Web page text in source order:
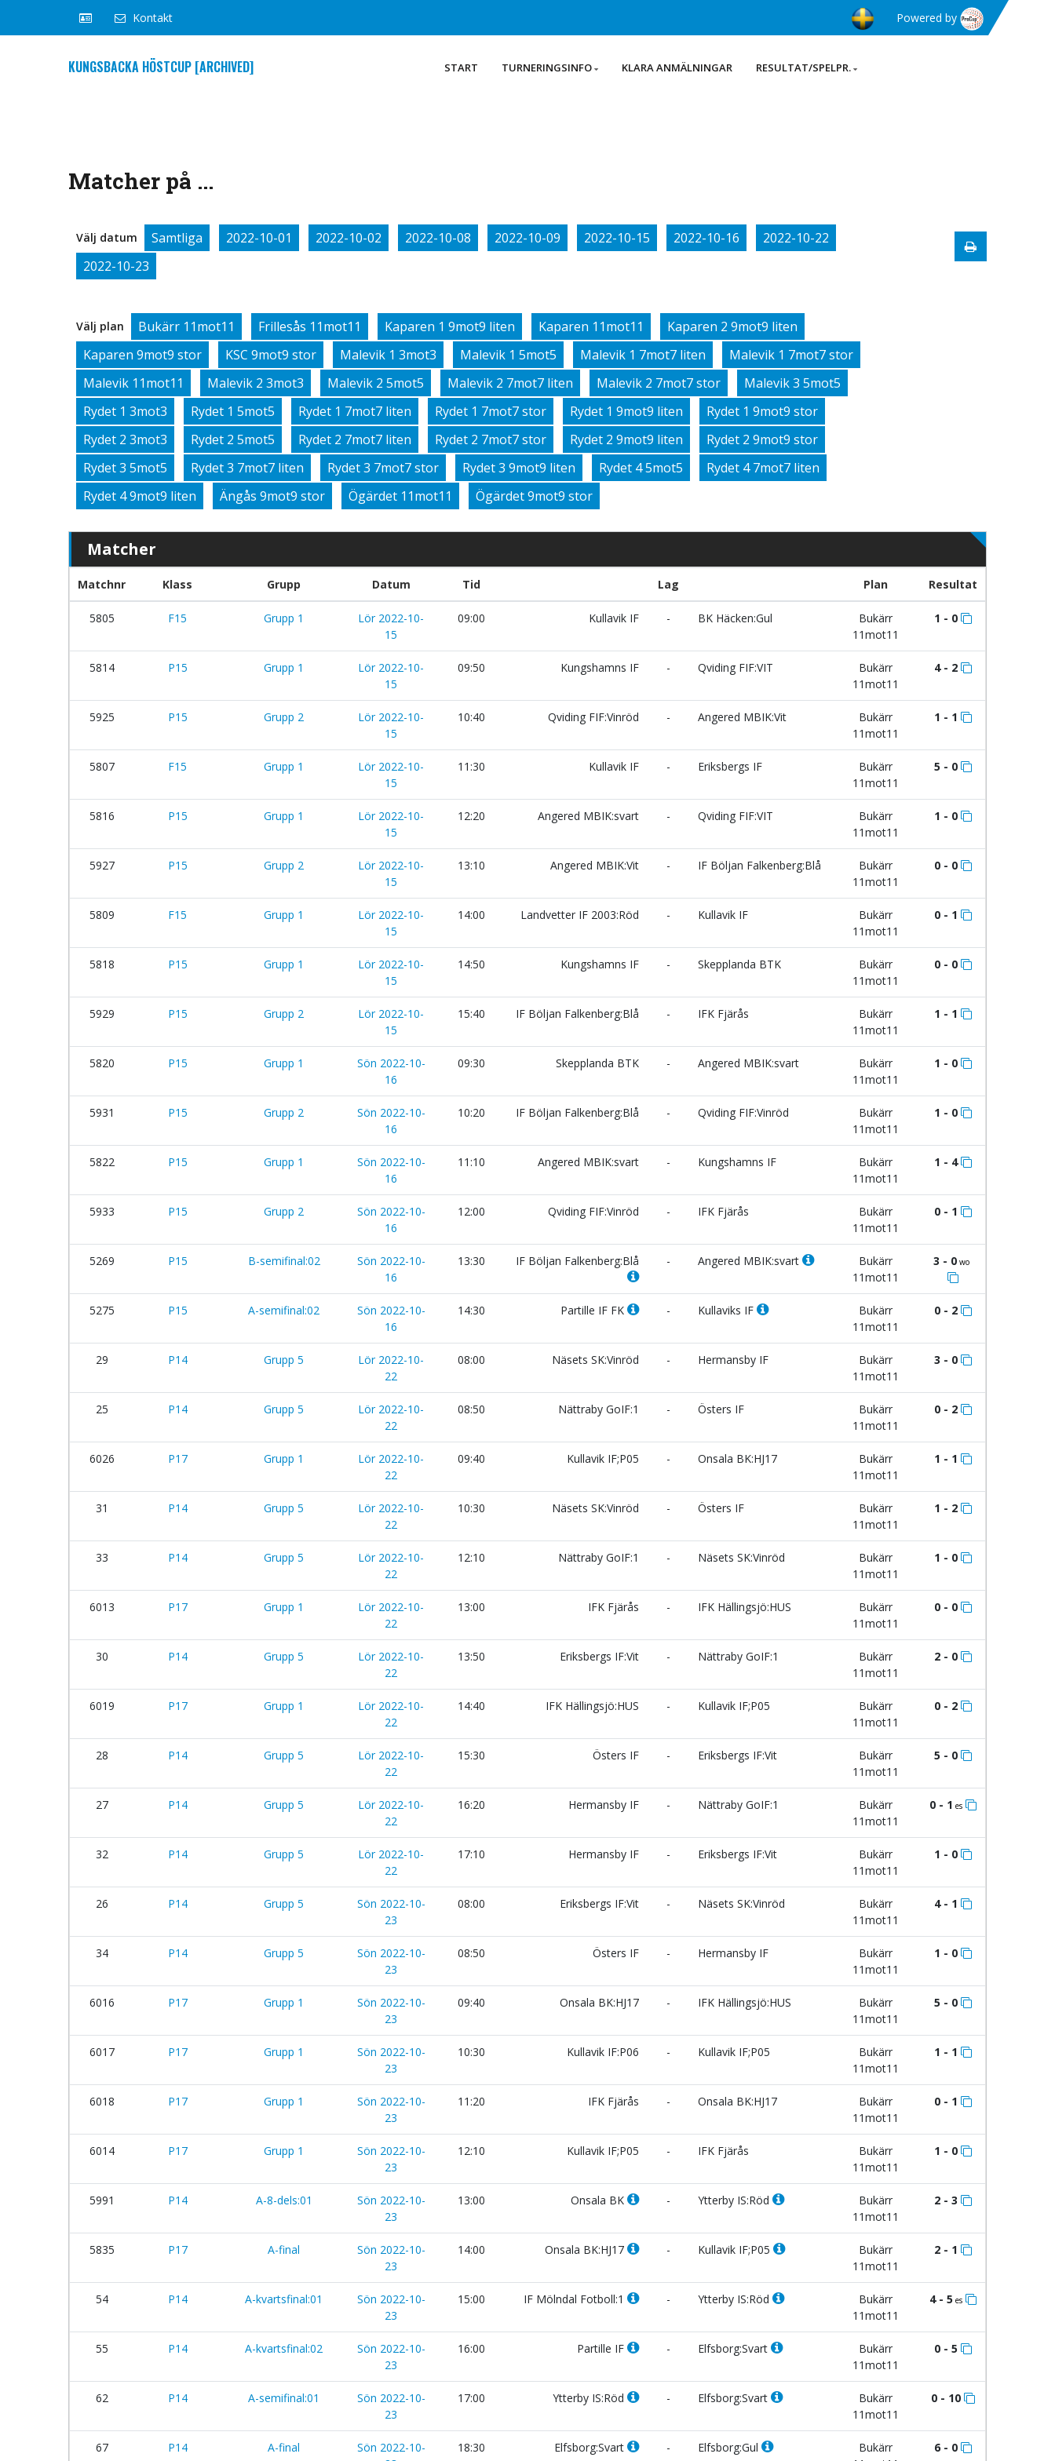
Kontakt Powered by
KUNGSBACKA HÖSTCUP [ARCHIVED] START TURNERINGSINFO KLARA ANMÄLNINGAR RESULTAT/SPELPR.
Matcher på ...
Välj datum Samtliga 2022-10-01 2022-10-02 2022-10-08 2022-10-09 2022-10-15 2022-10-16
2022-10-22
2022-10-23
Välj plan Bukärr 11mot11 Frillesås 11mot11 Kaparen 1 9mot9 liten Kaparen 11mot11
Kaparen 2 9mot9 liten
Kaparen 9mot9 stor
KSC 9mot9 stor Malevik 1 3mot3 Malevik 1 5mot5 Malevik 1 7mot7 liten
Malevik 1 7mot7 stor
Malevik 11mot11
Malevik 2 3mot3 Malevik 2 5mot5 Malevik 2 7mot7 liten Malevik 2 7mot7 stor
Malevik 3 5mot5
Rydet 1 3mot3
Rydet 1 5mot5 Rydet 1 7mot7 liten Rydet 1 7mot7 stor Rydet 1 9mot9 liten
Rydet 1 9mot9 stor
Rydet 2 3mot3
Rydet 2 5mot5 Rydet 2 7mot7 liten Rydet 2 7mot7 stor Rydet 2 9mot9 liten
Rydet 2 9mot9 stor
Rydet 3 5mot5
Rydet 3 7mot7 liten Rydet 3 7mot7 stor Rydet 3 9mot9 liten Rydet 4 5mot5
Rydet 4 7mot7 liten
Rydet 4 9mot9 liten
Ängås 9mot9 stor Ögärdet 11mot11 Ögärdet 9mot9 stor
Matcher
Matchnr Klass Grupp Datum Tid Lag Plan Resultat
5805 F15 Grupp 1
Lör 2022-10-
15
09:00 Kullavik IF - BK Häcken:Gul
Bukärr
11mot11
1 - 0
5814 P15 Grupp 1
Lör 2022-10-
15
09:50 Kungshamns IF - Qviding FIF:VIT
Bukärr
11mot11
4 - 2
5925 P15 Grupp 2
Lör 2022-10-
15
10:40 Qviding FIF:Vinröd - Angered MBIK:Vit
Bukärr
11mot11
1 - 1
5807 F15 Grupp 1
Lör 2022-10-
15
11:30 Kullavik IF - Eriksbergs IF
Bukärr
11mot11
5 - 0
5816 P15 Grupp 1
Lör 2022-10-
15
12:20 Angered MBIK:svart - Qviding FIF:VIT
Bukärr
11mot11
1 - 0
5927 P15 Grupp 2
Lör 2022-10-
15
13:10 Angered MBIK:Vit - IF Böljan Falkenberg:Blå
Bukärr
11mot11
0 - 0
5809 F15 Grupp 1
Lör 2022-10-
15
14:00 Landvetter IF 2003:Röd - Kullavik IF
Bukärr
11mot11
0 - 1
5818 P15 Grupp 1
Lör 2022-10-
15
14:50 Kungshamns IF - Skepplanda BTK
Bukärr
11mot11
0 - 0
5929 P15 Grupp 2
Lör 2022-10-
15
15:40 IF Böljan Falkenberg:Blå - IFK Fjärås
Bukärr
11mot11
1 - 1
5820 P15 Grupp 1
Sön 2022-10-
16
09:30 Skepplanda BTK - Angered MBIK:svart
Bukärr
11mot11
1 - 0
5931 P15 Grupp 2
Sön 2022-10-
16
10:20 IF Böljan Falkenberg:Blå - Qviding FIF:Vinröd
Bukärr
11mot11
1 - 0
5822 P15 Grupp 1
Sön 2022-10-
16
11:10 Angered MBIK:svart - Kungshamns IF
Bukärr
11mot11
1 - 4
5933 P15 Grupp 2
Sön 2022-10-
16
12:00 Qviding FIF:Vinröd - IFK Fjärås
Bukärr
11mot11
0 - 1
5269 P15 B-semifinal:02
Sön 2022-10-
16
13:30 IF Böljan Falkenberg:Blå - Angered MBIK:svart
Bukärr
11mot11
3 - 0 wo
5275 P15 A-semifinal:02
Sön 2022-10-
16
14:30 Partille IF FK - Kullaviks IF
Bukärr
11mot11
0 - 2
29 P14 Grupp 5
Lör 2022-10-
22
08:00 Näsets SK:Vinröd - Hermansby IF
Bukärr
11mot11
3 - 0
25 P14 Grupp 5
Lör 2022-10-
22
08:50 Nättraby GoIF:1 - Östers IF
Bukärr
11mot11
0 - 2
6026 P17 Grupp 1
Lör 2022-10-
22
09:40 Kullavik IF;P05 - Onsala BK:HJ17
Bukärr
11mot11
1 - 1
31 P14 Grupp 5
Lör 2022-10-
22
10:30 Näsets SK:Vinröd - Östers IF
Bukärr
11mot11
1 - 2
33 P14 Grupp 5
Lör 2022-10-
22
12:10 Nättraby GoIF:1 - Näsets SK:Vinröd
Bukärr
11mot11
1 - 0
6013 P17 Grupp 1
Lör 2022-10-
22
13:00 IFK Fjärås - IFK Hällingsjö:HUS
Bukärr
11mot11
0 - 0
30 P14 Grupp 5
Lör 2022-10-
22
13:50 Eriksbergs IF:Vit - Nättraby GoIF:1
Bukärr
11mot11
2 - 0
6019 P17 Grupp 1
Lör 2022-10-
22
14:40 IFK Hällingsjö:HUS - Kullavik IF;P05
Bukärr
11mot11
0 - 2
28 P14 Grupp 5
Lör 2022-10-
22
15:30 Östers IF - Eriksbergs IF:Vit
Bukärr
11mot11
5 - 0
27 P14 Grupp 5
Lör 2022-10-
22
16:20 Hermansby IF - Nättraby GoIF:1
Bukärr
11mot11
0 - 1 es
32 P14 Grupp 5
Lör 2022-10-
22
17:10 Hermansby IF - Eriksbergs IF:Vit
Bukärr
11mot11
1 - 0
26 P14 Grupp 5
Sön 2022-10-
23
08:00 Eriksbergs IF:Vit - Näsets SK:Vinröd
Bukärr
11mot11
4 - 1
34 P14 Grupp 5
Sön 2022-10-
23
08:50 Östers IF - Hermansby IF
Bukärr
11mot11
1 - 0
6016 P17 Grupp 1
Sön 2022-10-
23
09:40 Onsala BK:HJ17 - IFK Hällingsjö:HUS
Bukärr
11mot11
5 - 0
6017 P17 Grupp 1
Sön 2022-10-
23
10:30 Kullavik IF:P06 - Kullavik IF;P05
Bukärr
11mot11
1 - 1
6018 P17 Grupp 1
Sön 2022-10-
23
11:20 IFK Fjärås - Onsala BK:HJ17
Bukärr
11mot11
0 - 1
6014 P17 Grupp 1
Sön 2022-10-
23
12:10 Kullavik IF;P05 - IFK Fjärås
Bukärr
11mot11
1 - 0
5991 P14 A-8-dels:01
Sön 2022-10-
23
13:00 Onsala BK - Ytterby IS:Röd
Bukärr
11mot11
2 - 3
5835 P17 A-final
Sön 2022-10-
23
14:00 Onsala BK:HJ17 - Kullavik IF;P05
Bukärr
11mot11
2 - 1
54 P14 A-kvartsfinal:01
Sön 2022-10-
23
15:00 IF Mölndal Fotboll:1 - Ytterby IS:Röd
Bukärr
11mot11
4 - 5 es
55 P14 A-kvartsfinal:02
Sön 2022-10-
23
16:00 Partille IF - Elfsborg:Svart
Bukärr
11mot11
0 - 5
62 P14 A-semifinal:01
Sön 2022-10-
23
17:00 Ytterby IS:Röd - Elfsborg:Svart
Bukärr
11mot11
0 - 10
67 P14 A-final
Sön 2022-10-
18:30 Elfsborg:Svart - Elfsborg:Gul
Bukärr
6 - 0